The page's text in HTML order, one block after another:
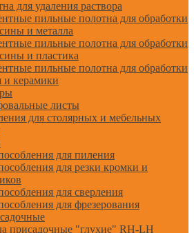
для удаления раствора
пильные полотна для обработки
и металла
пильные полотна для обработки
и пластика
пильные полотна для обработки
и керамики
листы
для столярных и мебельных
для пиления
для резки кромки и
для сверления
для фрезерования
присадочные "глухие" RH-LH